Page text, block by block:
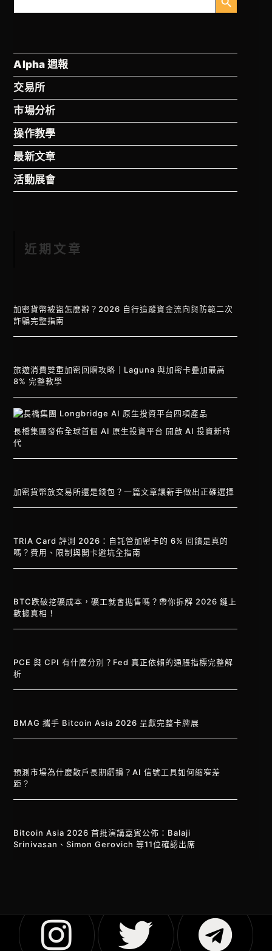
Alpha 週報
交易所
市場分析
操作教學
最新文章
活動展會
近期文章
加密貨幣被盜怎麼辦？2026 自行追蹤資金流向與防範二次
詐騙完整指南
旅遊消費雙重加密回贈攻略｜Laguna 與加密卡疊加最高
8% 完整教學
長橋集團發佈全球首個 AI 原生投資平台 開啟 AI 投資新時
代
加密貨幣放交易所還是錢包？一篇文章讓新手做出正確選擇
TRIA Card 評測 2026：自託管加密卡的 6% 回饋是真的
嗎？費用、限制與開卡避坑全指南
BTC跌破挖礦成本，礦工就會拋售嗎？帶你拆解 2026 鏈上
數據真相！
PCE 與 CPI 有什麼分別？Fed 真正依賴的通脹指標完整解
析
BMAG 攜手 Bitcoin Asia 2026 呈獻完整卡牌展
預測市場為什麼散戶長期虧損？AI 信號工具如何縮窄差
距？
Bitcoin Asia 2026 首批演講嘉賓公佈：Balaji
Srinivasan、Simon Gerovich 等11位確認出席